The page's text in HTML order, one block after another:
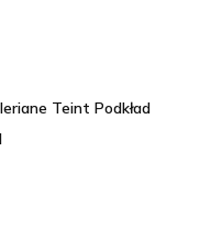
Teint Podkład